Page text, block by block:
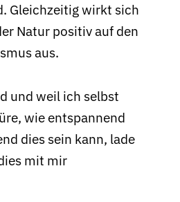
Gleichzeitig wirkt sich
Natur positiv auf den
aus.
und weil ich selbst
wie entspannend
dies sein kann, lade
mit mir